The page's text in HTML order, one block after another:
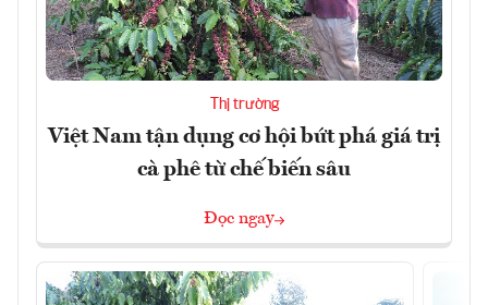
Thị trường
Việt Nam tận dụng cơ hội bứt phá giá trị
cà phê từ chế biến sâu
Đọc ngay